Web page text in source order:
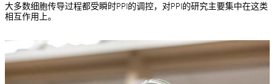
大多数细胞传导过程都受瞬时PPI的调控，对PPI的研究主要集中在这类
相互作用上。